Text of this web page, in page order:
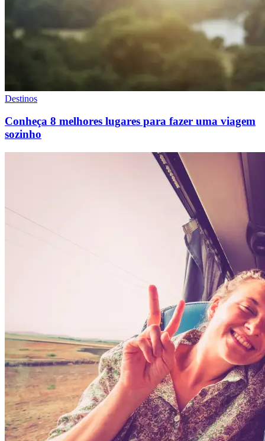
Destinos
Conheça 8 melhores lugares para fazer uma viagem
sozinho